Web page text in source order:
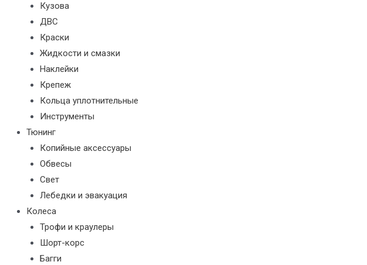
Кузова
ДВС
Краски
Жидкости и смазки
Наклейки
Крепеж
Кольца уплотнительные
Инструменты
Тюнинг
Копийные аксессуары
Обвесы
Свет
Лебедки и эвакуация
Колеса
Трофи и краулеры
Шорт-корс
Багги